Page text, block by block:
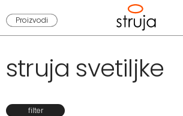
Proizvodi
struja svetiljke
filter